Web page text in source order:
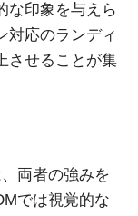
な印象を与えら
対応のランディ
させることが集
両者の強みを
では視覚的な